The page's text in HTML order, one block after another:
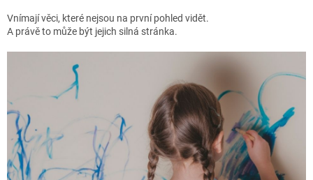
Vnímají věci, které nejsou na první pohled vidět.
A právě to může být jejich silná stránka.